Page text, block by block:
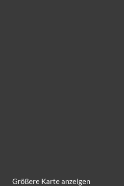
Größere Karte anzeigen